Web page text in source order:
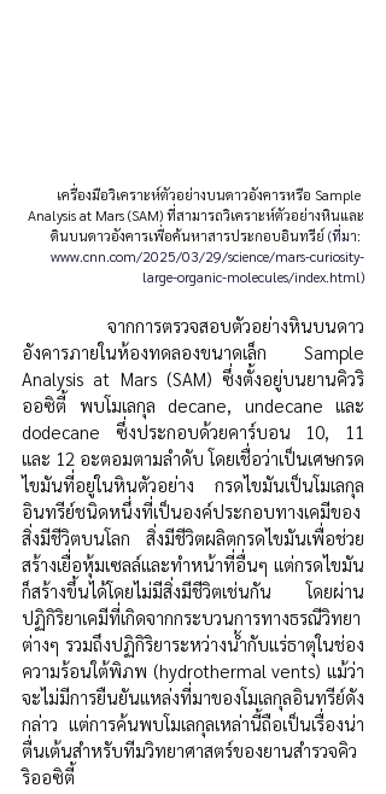
เครื่องมือวิเคราะห์ตัวอย่างบนดาวอังคารหรือ Sample
Analysis at Mars (SAM) ที่สามารถวิเคราะห์ตัวอย่างหินและ
ดินบนดาวอังคารเพื่อค้นหาสารประกอบอินทรีย์ (ที่มา:
www.cnn.com/2025/03/29/science/mars-curiosity-
large-organic-molecules/index.html)
อังคารภายในห้องทดลองขนาดเล็ก Sample
Analysis at Mars (SAM) ซึ่งตั้งอยู่บนยานคิวริ
ออซิตี้ พบโมเลกุล
decane, undecane และ
dodecane ซึ่งประกอบด้วยคาร์บอน 10, 11
และ 12 อะตอมตามลำดับ โดยเชื่อว่าเป็นเศษกรด
ไขมันที่อยู่ในหินตัวอย่าง กรดไขมันเป็นโมเลกุล
อินทรีย์ชนิดหนึ่งที่เป็นองค์ประกอบทางเคมีของ
สิ่งมีชีวิตบนโลก สิ่งมีชีวิตผลิตกรดไขมันเพื่อช่วย
สร้างเยื่อหุ้มเซลล์และทำหน้าที่อื่นๆ แต่กรดไขมัน
ก็สร้างขึ้นได้โดยไม่มีสิ่งมีชีวิตเช่นกัน โดยผ่าน
ปฏิกิริยาเคมีที่เกิดจากกระบวนการทางธรณีวิทยา
ต่างๆ รวมถึงปฏิกิริยาระหว่างน้ำกับแร่ธาตุในช่อง
ความร้อนใต้พิภพ (hydrothermal vents) แม้ว่า
จะไม่มีการยืนยันแหล่งที่มาของโมเลกุลอินทรีย์ดัง
กล่าว แต่การค้นพบโมเลกุลเหล่านี้ถือเป็นเรื่องน่า
ตื่นเต้นสำหรับทีมวิทยาศาสตร์ของยานสำรวจคิว
ริออซิตี้